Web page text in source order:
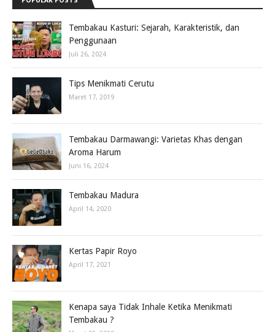
Tembakau Kasturi: Sejarah, Karakteristik, dan
Penggunaan
Juli 26, 2024
Tips Menikmati Cerutu
Maret 17, 2019
Tembakau Darmawangi: Varietas Khas dengan
Aroma Harum
Juni 16, 2024
Tembakau Madura
April 14, 2020
Kertas Papir Royo
April 17, 2021
Kenapa saya Tidak Inhale Ketika Menikmati
Tembakau ?